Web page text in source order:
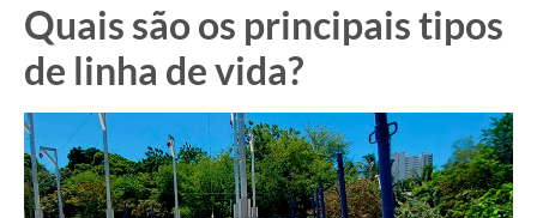
Quais são os principais tipos
de linha de vida?